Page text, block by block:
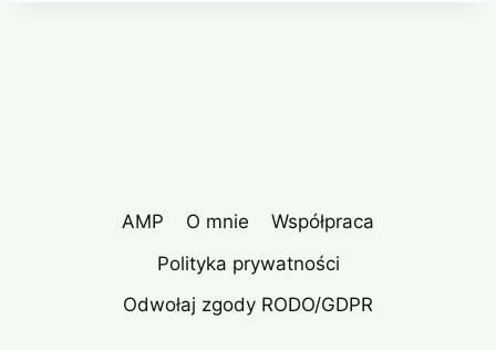
AMP O mnie
Współpraca
Polityka prywatności
Odwołaj zgody RODO/GDPR